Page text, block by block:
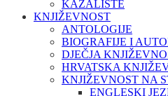
KAZALIŠTE
KNJIŽEVNOST
ANTOLOGIJE
BIOGRAFIJE I
DJEČJA
HRVATSKA
KNJIŽEVNOST NA
ENGLESKI